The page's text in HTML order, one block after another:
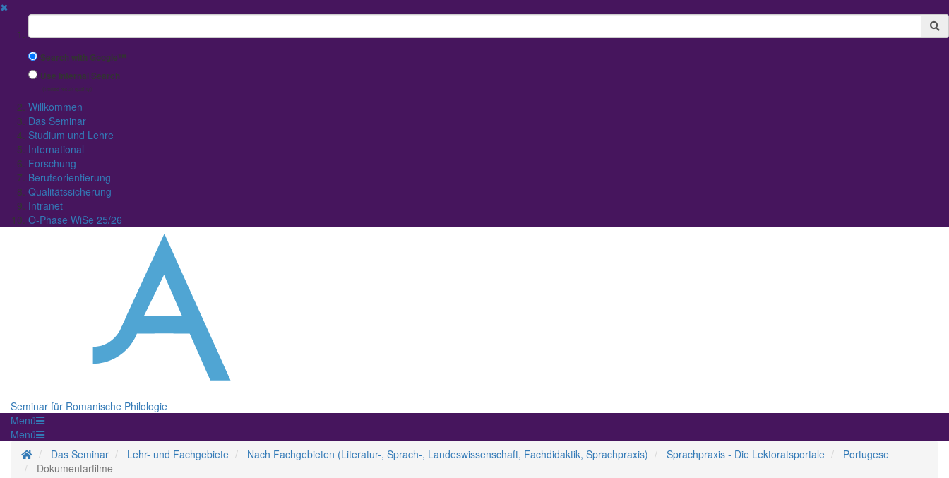
✖
Suchbegriff
Search with Google™
Use Internal Search
(limited result quality)
Willkommen
Das Seminar
Studium und Lehre
International
Forschung
Berufsorientierung
Qualitätssicherung
Intranet
O-Phase WiSe 25/26
Seminar für Romanische Philologie
Menü
Menü
Homepage
Das Seminar Lehr- und Fachgebiete Nach Fachgebieten (Literatur-, Sprach-, Landeswissenschaft, Fachdidaktik, Sprachpraxis) Sprachpraxis - Die Lektoratsportale
Portugese
Dokumentarfilme